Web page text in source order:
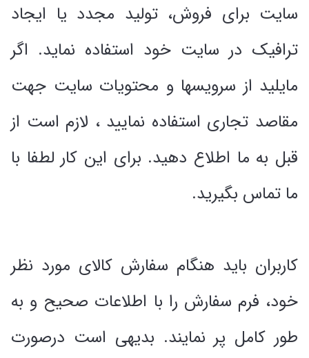
سایت براى فروش، تولید مجدد یا ایجاد
ترافیک در سایت خود استفاده نماید. اگر
مایلید از سرویسها و محتویات سایت جهت
مقاصد تجارى استفاده نمایید ، لازم است از
قبل به ما اطلاع دهید. براى این کار لطفا با
ما تماس بگیرید.
کاربران باید هنگام سفارش کالای مورد نظر
خود، فرم سفارش را با اطلاعات صحیح و به
طور کامل پر نمایند. بدیهی است درصورت